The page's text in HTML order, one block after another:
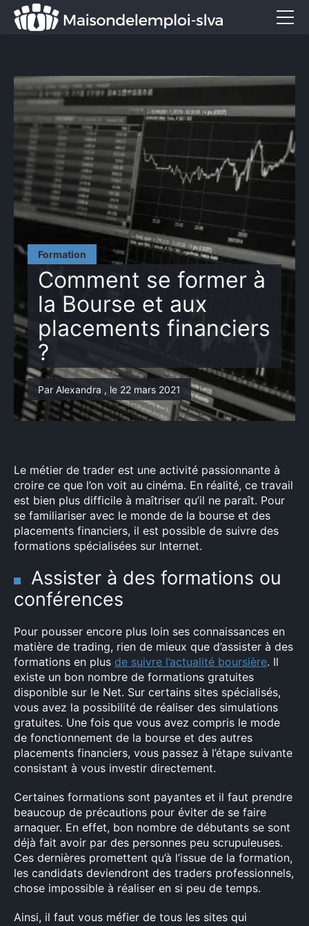
Formation
Comment se former à
la Bourse et aux
placements financiers
?
Par Alexandra , le 22 mars 2021
Le métier de trader est une activité passionnante à
croire ce que l’on voit au cinéma. En réalité, ce travail
est bien plus difficile à maîtriser qu’il ne paraît. Pour
se familiariser avec le monde de la bourse et des
placements financiers, il est possible de suivre des
formations spécialisées sur Internet.
Assister à des formations ou
conférences
Pour pousser encore plus loin ses connaissances en
matière de trading, rien de mieux que d’assister à des
formations en plus de suivre l’actualité boursière. Il
existe un bon nombre de formations gratuites
disponible sur le Net. Sur certains sites spécialisés,
vous avez la possibilité de réaliser des simulations
gratuites. Une fois que vous avez compris le mode
de fonctionnement de la bourse et des autres
placements financiers, vous passez à l’étape suivante
consistant à vous investir directement.
Certaines formations sont payantes et il faut prendre
beaucoup de précautions pour éviter de se faire
arnaquer. En effet, bon nombre de débutants se sont
déjà fait avoir par des personnes peu scrupuleuses.
Ces dernières promettent qu’à l’issue de la formation,
les candidats deviendront des traders professionnels,
chose impossible à réaliser en si peu de temps.
Ainsi, il faut vous méfier de tous les sites qui
Formation
Entreprise
Services
CONTACT